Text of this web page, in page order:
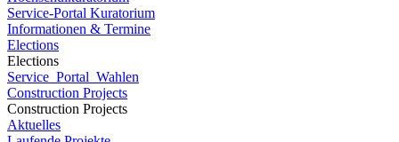
Service-Portal Kuratorium
Informationen & Termine
Elections
Elections
Service_Portal_Wahlen
Construction Projects
Construction Projects
Aktuelles